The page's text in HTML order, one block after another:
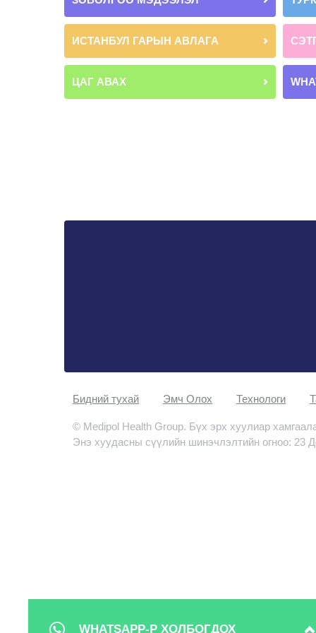
ИСТАНБУЛ ГАРЫН АВЛАГА
ЦАГ АВАХ
Бидний тухай Эмч Oлох Технологи
© Medipol Health Group. Бүх эрх хуулиар
Энэ хуудасны сүүлийн шинэчлэлтийн огноо: 23
WHATSAPP-Р ХОЛБОГДОХ